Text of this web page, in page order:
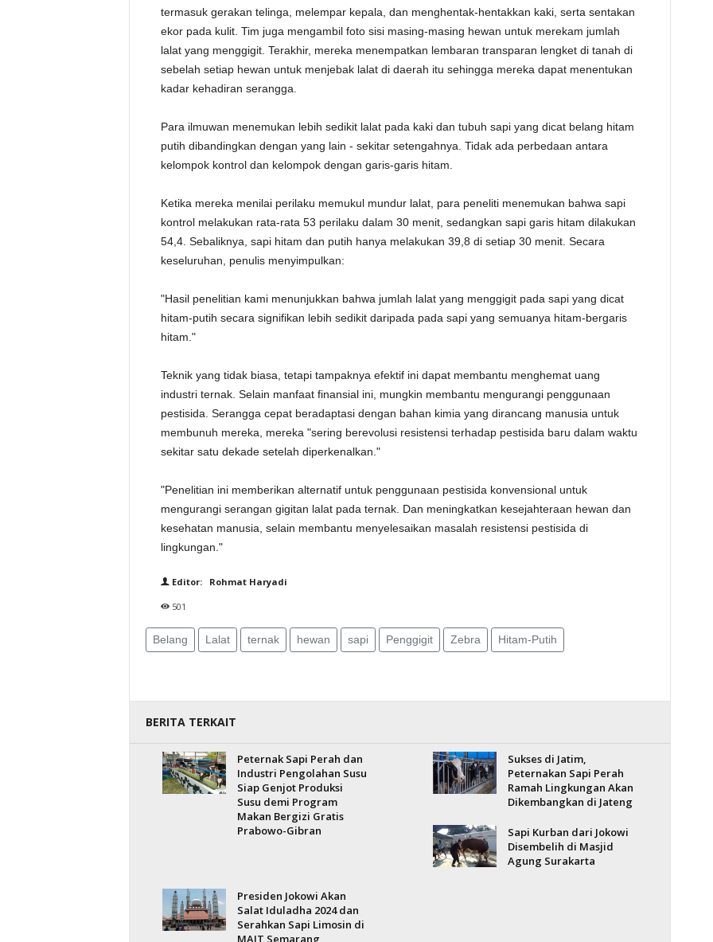
termasuk gerakan telinga, melempar kepala, dan menghentak-hentakkan kaki, serta sentakan
ekor pada kulit. Tim juga mengambil foto sisi masing-masing hewan untuk merekam jumlah
lalat yang menggigit. Terakhir, mereka menempatkan lembaran transparan lengket di tanah di
sebelah setiap hewan untuk menjebak lalat di daerah itu sehingga mereka dapat menentukan
kadar kehadiran serangga.
Para ilmuwan menemukan lebih sedikit lalat pada kaki dan tubuh sapi yang dicat belang hitam
putih dibandingkan dengan yang lain - sekitar setengahnya. Tidak ada perbedaan antara
kelompok kontrol dan kelompok dengan garis-garis hitam.
Ketika mereka menilai perilaku memukul mundur lalat, para peneliti menemukan bahwa sapi
kontrol melakukan rata-rata 53 perilaku dalam 30 menit, sedangkan sapi garis hitam dilakukan
54,4. Sebaliknya, sapi hitam dan putih hanya melakukan 39,8 di setiap 30 menit. Secara
keseluruhan, penulis menyimpulkan:
"Hasil penelitian kami menunjukkan bahwa jumlah lalat yang menggigit pada sapi yang dicat
hitam-putih secara signifikan lebih sedikit daripada pada sapi yang semuanya hitam-bergaris
hitam."
Teknik yang tidak biasa, tetapi tampaknya efektif ini dapat membantu menghemat uang
industri ternak. Selain manfaat finansial ini, mungkin membantu mengurangi penggunaan
pestisida. Serangga cepat beradaptasi dengan bahan kimia yang dirancang manusia untuk
membunuh mereka, mereka "sering berevolusi resistensi terhadap pestisida baru dalam waktu
sekitar satu dekade setelah diperkenalkan."
"Penelitian ini memberikan alternatif untuk penggunaan pestisida konvensional untuk
mengurangi serangan gigitan lalat pada ternak. Dan meningkatkan kesejahteraan hewan dan
kesehatan manusia, selain membantu menyelesaikan masalah resistensi pestisida di
lingkungan."
Editor: Rohmat Haryadi
501
Belang Lalat ternak hewan sapi Penggigit Zebra Hitam-Putih
BERITA TERKAIT
Peternak Sapi Perah dan
Industri Pengolahan Susu
Siap Genjot Produksi
Susu demi Program
Makan Bergizi Gratis
Prabowo-Gibran
Sukses di Jatim,
Peternakan Sapi Perah
Ramah Lingkungan Akan
Dikembangkan di Jateng
Sapi Kurban dari Jokowi
Disembelih di Masjid
Agung Surakarta
Presiden Jokowi Akan
Salat Iduladha 2024 dan
Serahkan Sapi Limosin di
MAJT Semarang